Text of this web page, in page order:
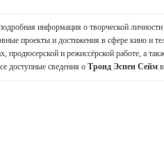
информация о творческой личности
проекты и достижения в сфере кино и
продюсерской и режиссёрской работе, а
доступные сведения о Тронд Эспен Сейм